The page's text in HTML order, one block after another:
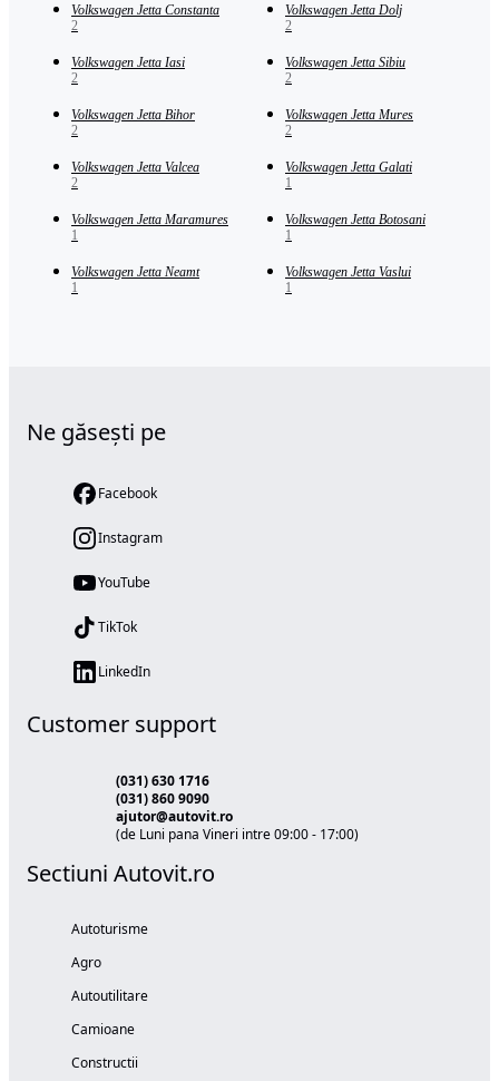
Volkswagen Jetta Constanta
2
Volkswagen Jetta Dolj
2
Volkswagen Jetta Iasi
2
Volkswagen Jetta Sibiu
2
Volkswagen Jetta Bihor
2
Volkswagen Jetta Mures
2
Volkswagen Jetta Valcea
2
Volkswagen Jetta Galati
1
Volkswagen Jetta Maramures
1
Volkswagen Jetta Botosani
1
Volkswagen Jetta Neamt
1
Volkswagen Jetta Vaslui
1
Ne găsești pe
Facebook
Instagram
YouTube
TikTok
LinkedIn
Customer support
(031) 630 1716
(031) 860 9090
ajutor@autovit.ro
(de Luni pana Vineri intre 09:00 - 17:00)
Sectiuni Autovit.ro
Autoturisme
Agro
Autoutilitare
Camioane
Constructii